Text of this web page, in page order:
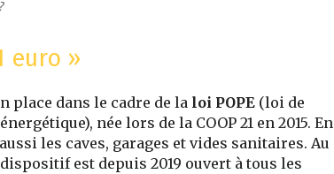
euro »
place dans le cadre de la loi POPE (loi de
née lors de la COOP 21 en 2015. En
les caves, garages et vides sanitaires. Au
est depuis 2019 ouvert à tous les